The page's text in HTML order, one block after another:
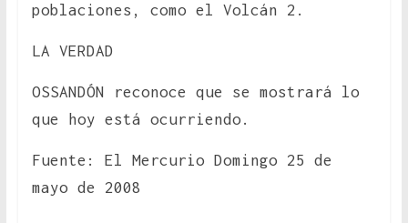
poblaciones, como el Volcán 2.
LA VERDAD
OSSANDÓN reconoce que se mostrará lo
que hoy está ocurriendo.
Fuente: El Mercurio Domingo 25 de
mayo de 2008